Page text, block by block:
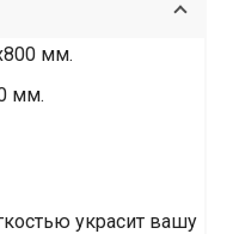
мм.
мм.
украсит вашу